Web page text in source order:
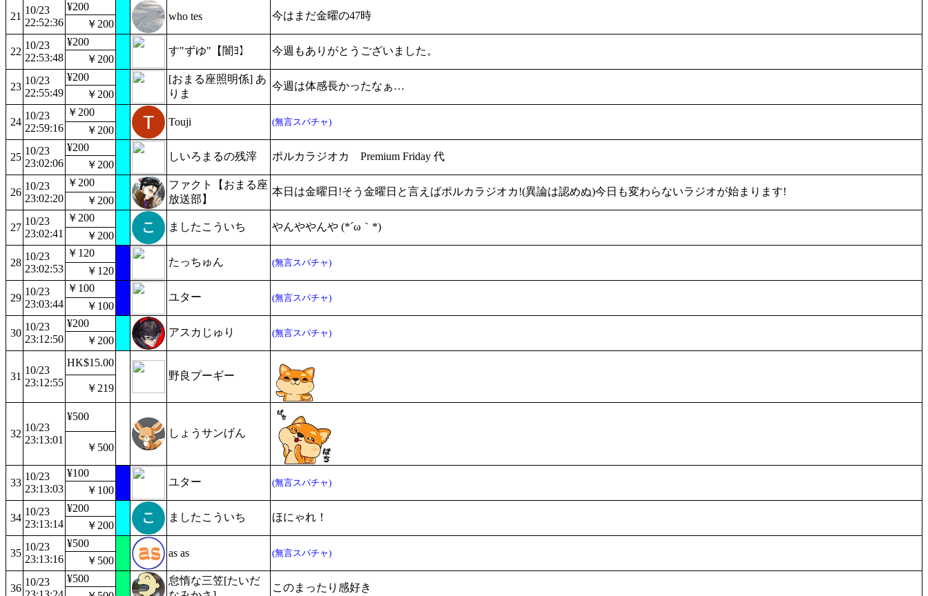
21
10/23
22:52:36
¥200
who tes
今はまだ金曜の47時
￥200
22
10/23
22:53:48
¥200
す"ずゆ"【闇ﾖ】 今週もありがとうございました。
￥200
23
10/23
22:55:49
¥200
[おまる座照明係] あ
りま
今週は体感長かったなぁ…
￥200
24
10/23
22:59:16
￥200
Touji
(無言スパチャ)
￥200
25
10/23
23:02:06
¥200
しいろまるの残滓 ポルカラジオカ Premium Friday 代
￥200
26
10/23
23:02:20
￥200
ファクト【おまる座
放送部】
本日は金曜日!そう金曜日と言えばポルカラジオカ!(異論は認めぬ)今日も変わらないラジオが始まります!
￥200
27
10/23
23:02:41
￥200
ましたこういち やんややんや (*´ω｀*)
￥200
28
10/23
23:02:53
￥120
たっちゅん (無言スパチャ)
￥120
29
10/23
23:03:44
￥100
ユター (無言スパチャ)
￥100
30
10/23
23:12:50
¥200
アスカじゅり (無言スパチャ)
￥200
31
10/23
23:12:55
HK$15.00
野良プーギー
￥219
32
10/23
23:13:01
¥500
しょうサンげん
￥500
33
10/23
23:13:03
¥100
ユター (無言スパチャ)
￥100
34
10/23
23:13:14
¥200
ましたこういち ほにゃれ！
￥200
35
10/23
23:13:16
¥500
as as
(無言スパチャ)
￥500
36
10/23
¥500
怠惰な三笠[たいだ
このまったり感好き